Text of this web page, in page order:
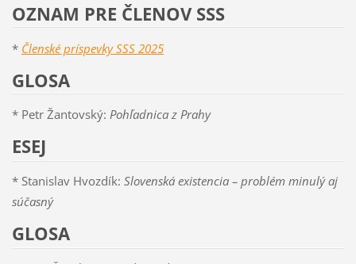
OZNAM PRE ČLENOV SSS
* Členské príspevky SSS 2025
GLOSA
* Petr Žantovský: Pohľadnica z Prahy
ESEJ
* Stanislav Hvozdík: Slovenská existencia – problém minulý aj
súčasný
GLOSA